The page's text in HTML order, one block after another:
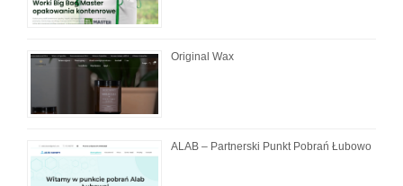
Original Wax
ALAB – Partnerski Punkt Pobrań Łubowo